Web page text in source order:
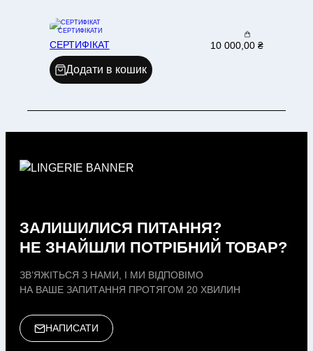
СЕРТИФІКАТИ
СЕРТИФІКАТ 10 000,00₴
Додати в кошик
ЗАЛИШИЛИСЯ ПИТАННЯ?
НЕ ЗНАЙШЛИ ПОТРІБНИЙ ТОВАР?
ЗВ’ЯЖІТЬСЯ З НАМИ, І МИ ВІДПОВІМО
НА ВАШЕ ЗАПИТАННЯ ПРОТЯГОМ 20 ХВИЛИН
НАПИСАТИ